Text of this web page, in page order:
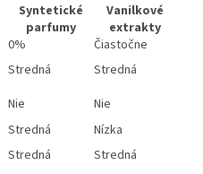
Syntetické
parfumy
Vanilkové
extrakty
0%
Čiastočne
Stredná
Stredná
Nie
Nie
Stredná
Nízka
Stredná Stredná